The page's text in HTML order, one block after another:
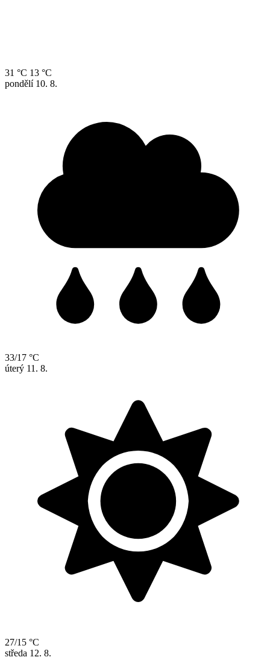
31 °C 13 °C
pondělí 10. 8.
33/17 °C
úterý 11. 8.
27/15 °C
středa 12. 8.